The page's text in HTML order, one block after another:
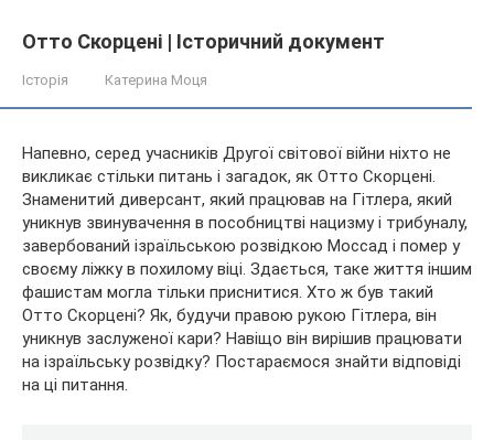
Отто Скорцені | Історичний документ
Історія Катерина Моця
Напевно, серед учасників Другої світової війни ніхто не
викликає стільки питань і загадок, як Отто Скорцені.
Знаменитий диверсант, який працював на Гітлера, який
уникнув звинувачення в пособництві нацизму і трибуналу,
завербований ізраїльською розвідкою Моссад і помер у
своєму ліжку в похилому віці. Здається, таке життя іншим
фашистам могла тільки приснитися. Хто ж був такий
Отто Скорцені? Як, будучи правою рукою Гітлера, він
уникнув заслуженої кари? Навіщо він вирішив працювати
на ізраїльську розвідку? Постараємося знайти відповіді
на ці питання.